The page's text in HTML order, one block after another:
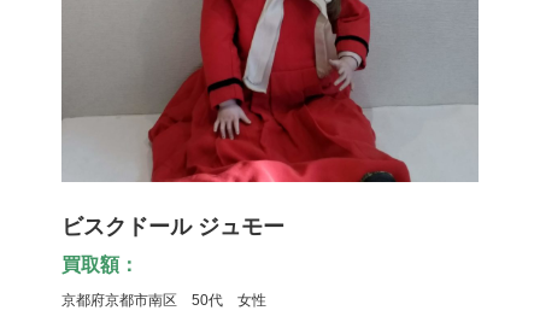
ビスクドール ジュモー
買取額：
京都府京都市南区 50代 女性